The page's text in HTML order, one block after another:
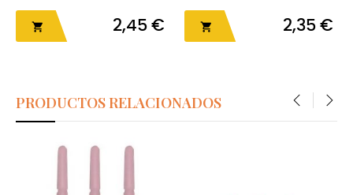
 2,45 €  2,35 €
PRODUCTOS RELACIONADOS